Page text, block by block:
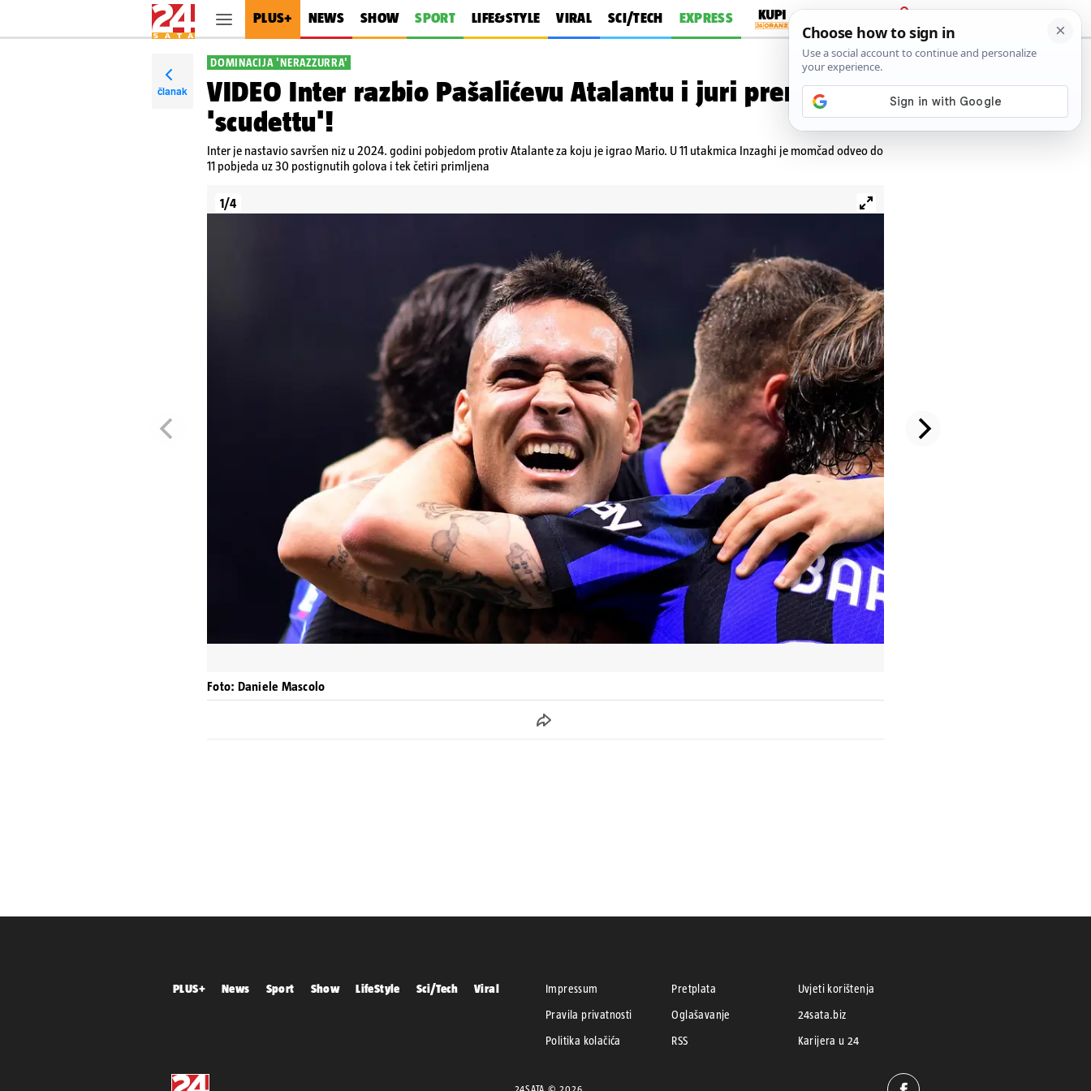
PLUS+ NEWS SHOW SPORT LIFE&STYLE VIRAL SCI/TECH EXPRESS
PRIJAVA
članak
DOMINACIJA 'NERAZZURRA'
VIDEO Inter razbio Pašalićevu Atalantu i juri prema
'scudettu'!
Inter je nastavio savršen niz u 2024. godini pobjedom protiv Atalante za koju je igrao Mario. U 11 utakmica Inzaghi je momčad odveo do
11 pobjeda uz 30 postignutih golova i tek četiri primljena
1/4
Foto: Daniele Mascolo
PLUS+ News Sport Show LifeStyle Sci/Tech Viral Impressum Pretplata
Uvjeti korištenja
Pravila privatnosti
Oglašavanje
24sata.biz
Politika kolačića
RSS Karijera u 24